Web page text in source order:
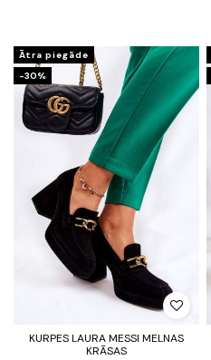
Ātra piegāde
-30%
KURPES LAURA MESSI MELNAS
KRĀSAS